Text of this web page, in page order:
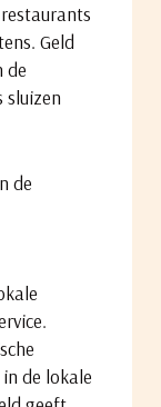
Geld
de
sluizen
de
de lokale